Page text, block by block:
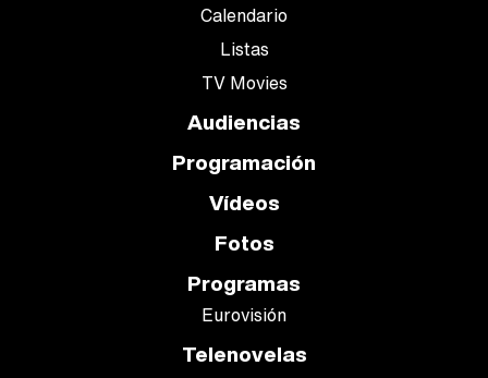
Calendario
Listas
TV Movies
Audiencias
Programación
Vídeos
Fotos
Programas
Eurovisión
Telenovelas